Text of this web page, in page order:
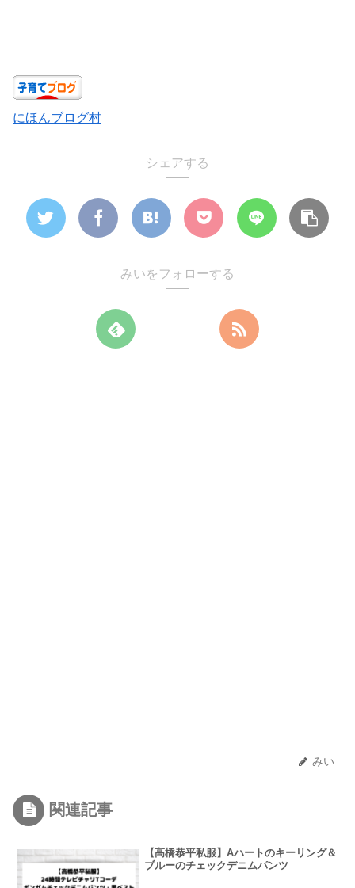
にほんブログ村
シェアする
みいをフォローする
みい
関連記事
【高橋恭平私服】Aハートのキーリング＆
ブルーのチェックデニムパンツ